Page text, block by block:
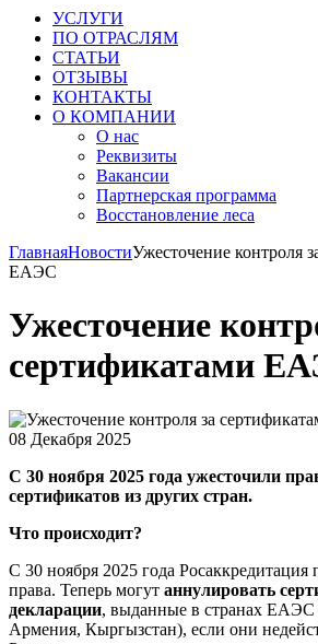
УСЛУГИ
ПО ОТРАСЛЯМ
СТАТЬИ
ОТЗЫВЫ
КОНТАКТЫ
О КОМПАНИИ
О нас
Реквизиты
Вакансии
Партнерская программа
Восстановление леса
ГлавнаяНовостиУжесточение контроля
ЕАЭС
Ужесточение
сертификатами
08 Декабря 2025
С 30 ноября 2025 года ужесточили
сертификатов из других стран.
Что происходит?
С 30 ноября 2025 года Росаккредитация
права. Теперь могут аннулировать
декларации, выданные в странах ЕАЭС
Армения, Кыргызстан), если они